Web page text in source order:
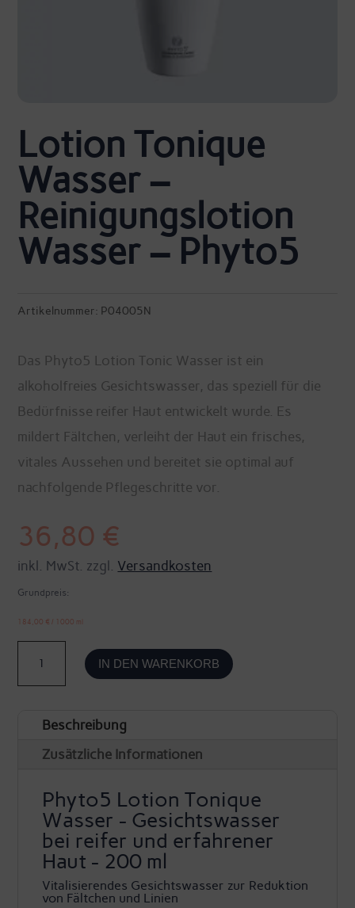
Lotion Tonique
Wasser –
Reinigungslotion
Wasser – Phyto5
Artikelnummer: P04005N
Das Phyto5 Lotion Tonic Wasser ist ein
alkoholfreies Gesichtswasser, das speziell für die
Bedürfnisse reifer Haut entwickelt wurde. Es
mildert Fältchen, verleiht der Haut ein frisches,
vitales Aussehen und bereitet sie optimal auf
nachfolgende Pflegeschritte vor.
36,80 €
inkl. MwSt. zzgl. Versandkosten
Grundpreis:
184,00 € / 1000 ml
Reinigungslotion
Phyto5
Menge
IN DEN WARENKORB
Beschreibung
Zusätzliche Informationen
Phyto5 Lotion Tonique
Wasser - Gesichtswasser
bei reifer und erfahrener
Haut - 200 ml
Vitalisierendes Gesichtswasser zur Reduktion
von Fältchen und Linien